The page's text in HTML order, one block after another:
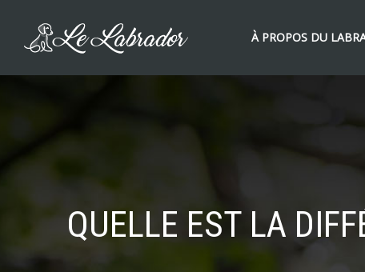
À PROPOS DU
QUELLE EST LA